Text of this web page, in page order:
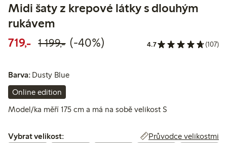
Midi šaty z krepové látky s dlouhým
rukávem
719,- Snížená cena: 719,00 Kč
1 199,-Běžná cena: 1 199,00 Kč
40% sleva
(-40%) 4.7 (107)
Barva: Dusty Blue
Online edition
Model/ka měří 175 cm a má na sobě velikost S
Vybrat velikost:
Vybrat velikost: Průvodce velikostmi